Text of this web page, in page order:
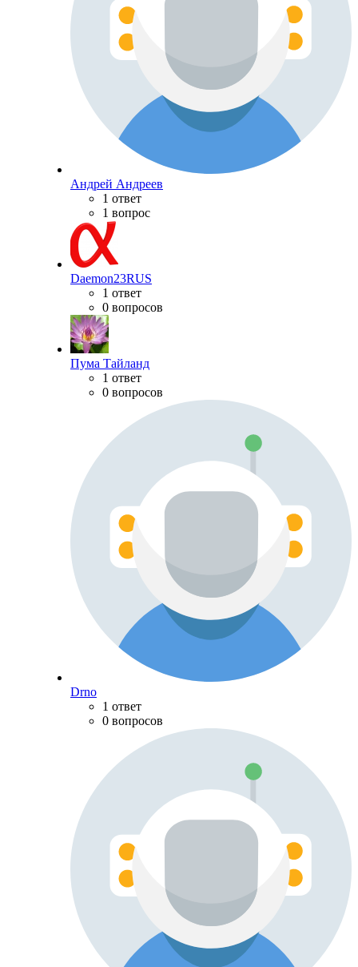
Андрей Андреев
1 ответ
1 вопрос
Daemon23RUS
1 ответ
0 вопросов
Пума Тайланд
1 ответ
0 вопросов
Drno
1 ответ
0 вопросов